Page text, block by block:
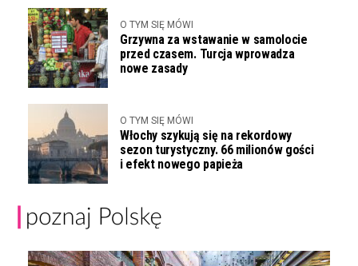
O TYM SIĘ MÓWI
Grzywna za wstawanie w samolocie
przed czasem. Turcja wprowadza
nowe zasady
O TYM SIĘ MÓWI
Włochy szykują się na rekordowy
sezon turystyczny. 66 milionów gości
i efekt nowego papieża